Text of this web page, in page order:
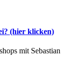
(hier klicken)
mit Sebastian